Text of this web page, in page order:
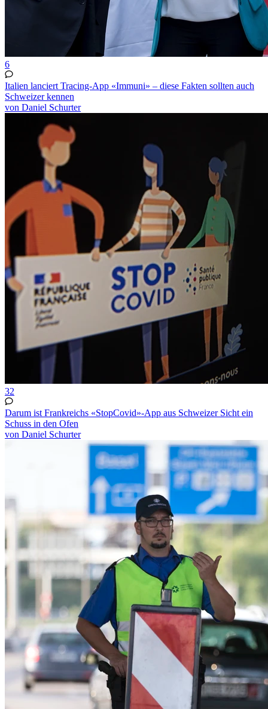
6
Italien lanciert Tracing-App «Immuni» – diese Fakten sollten auch
Schweizer kennen
von Daniel Schurter
32
Darum ist Frankreichs «StopCovid»-App aus Schweizer Sicht ein
Schuss in den Ofen
von Daniel Schurter